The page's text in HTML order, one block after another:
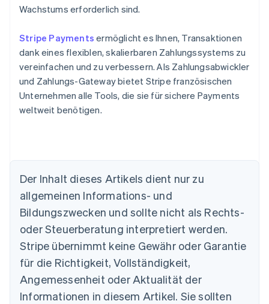
Wachstums erforderlich sind.
Stripe Payments ermöglicht es Ihnen, Transaktionen
dank eines flexiblen, skalierbaren Zahlungssystems zu
vereinfachen und zu verbessern. Als Zahlungsabwickler
und Zahlungs-Gateway bietet Stripe französischen
Unternehmen alle Tools, die sie für sichere Payments
weltweit benötigen.
Der Inhalt dieses Artikels dient nur zu
allgemeinen Informations- und
Bildungszwecken und sollte nicht als Rechts-
oder Steuerberatung interpretiert werden.
Stripe übernimmt keine Gewähr oder Garantie
für die Richtigkeit, Vollständigkeit,
Angemessenheit oder Aktualität der
Informationen in diesem Artikel. Sie sollten
Nederlands Français DeutschEnglish
Brasilien
PortuguêsEnglish
Bulgarien
English
English
Deutschland
English
Estland
English